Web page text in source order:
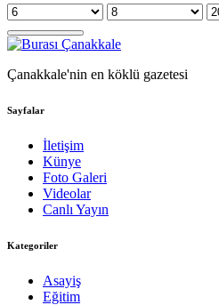
Çanakkale'nin en köklü gazetesi
Sayfalar
İletişim
Künye
Foto Galeri
Videolar
Canlı Yayın
Kategoriler
Asayiş
Eğitim